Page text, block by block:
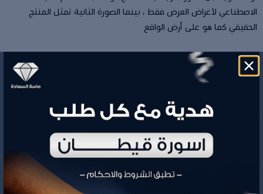
الاصطناعي لأغراض العرض فقط ، بينما الصورة الثانية تمثل المنتج
الحقيقي كما هو على أرض الواقع
من
ماسة السعادة للذهب والمجوهرات
. تصميمه المبتكر يجمع بين الأناقة
العصرية والتفاصيل الدقيقة ليبرز أسلوبك الشخصي ويضفي لمسة
ذهبية راقية لكل مناسبة، من إطلالتك اليومية إلى السهرات الخاصة.
هذه القطعة ليست مجرد خاتم، بل استثمار يرافقك طويلًا ويحافظ على
قيمته مع مرور الوقت. استمتعي بقطعة تجمع بين الفخامة والجودة
والتميز بأفضل سعر خاتم ذهب عيار 21 في السعودية، لتكون إضافة